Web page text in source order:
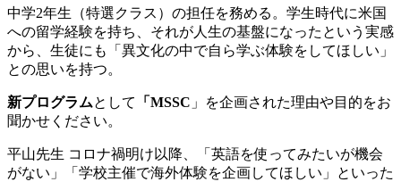
中学2年生（特選クラス）の担任を務める。学生時代に米国
への留学経験を持ち、それが人生の基盤になったという実感
から、生徒にも「異文化の中で自ら学ぶ体験をしてほしい」
との思いを持つ。
新プログラムとして 「MSSC 」を企画された理由や目的をお
聞かせください。
平山先生 コロナ禍明け以降、「英語を使ってみたいが機会
がない」「学校主催で海外体験を企画してほしい」といった